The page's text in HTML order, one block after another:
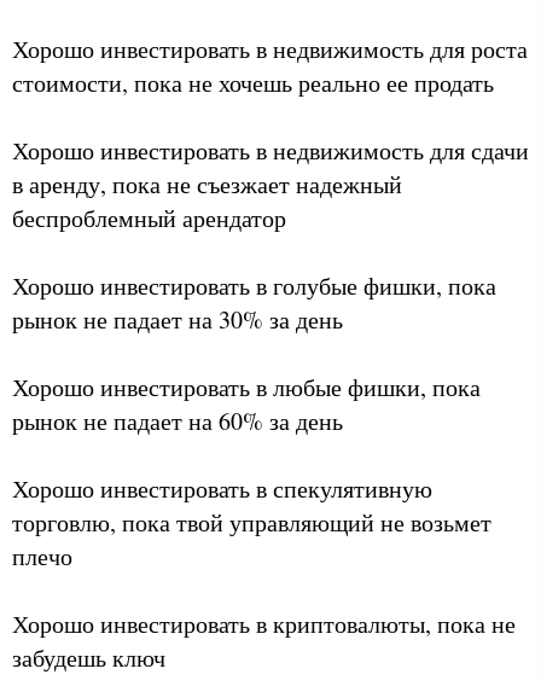
Хорошо инвестировать в недвижимость для роста
стоимости, пока не хочешь реально ее продать
Хорошо инвестировать в недвижимость для сдачи
в аренду, пока не съезжает надежный
беспроблемный арендатор
Хорошо инвестировать в голубые фишки, пока
рынок не падает на 30% за день
Хорошо инвестировать в любые фишки, пока
рынок не падает на 60% за день
Хорошо инвестировать в спекулятивную
торговлю, пока твой управляющий не возьмет
плечо
Хорошо инвестировать в криптовалюты, пока не
забудешь ключ